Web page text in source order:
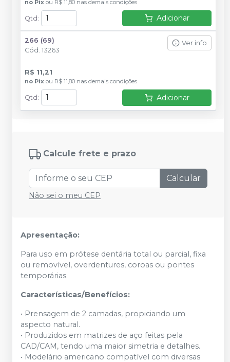
no Pix ou R$ 11,80 nas demais condições
Qtd: Adicionar
266 (69)
Cód. 13263
Ver info
R$ 11,21
no Pix ou R$ 11,80 nas demais condições
Qtd : Adicionar
Calcule frete e prazo
Calcular
Não sei o meu CEP
Apresentação:
Para uso em prótese dentária total ou parcial, fixa
ou removível, overdentures, coroas ou pontes
temporárias.
Características/Benefícios:
• Prensagem de 2 camadas, propiciando um
aspecto natural.
• Produzidos em matrizes de aço feitas pela
CAD/CAM, tendo uma maior simetria e detalhes.
• Modelário americano compatível com diversas